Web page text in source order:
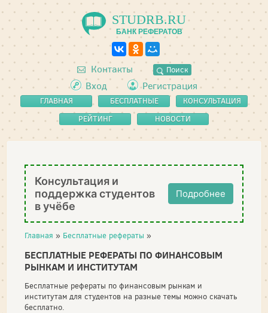
STUDRB.RU
БАНК РЕФЕРАТОВ
Контакты Поиск
Вход Регистрация
ГЛАВНАЯ
БЕСПЛАТНЫЕ
РЕФЕРАТЫ
КОНСУЛЬТАЦИЯ
РЕЙТИНГ
НОВОСТИ
Консультация и
поддержка студентов
в учёбе
Подробнее
Главная » Бесплатные рефераты »
БЕСПЛАТНЫЕ РЕФЕРАТЫ ПО ФИНАНСОВЫМ
РЫНКАМ И ИНСТИТУТАМ
Бесплатные рефераты по финансовым рынкам и
институтам для студентов на разные темы можно скачать
бесплатно.